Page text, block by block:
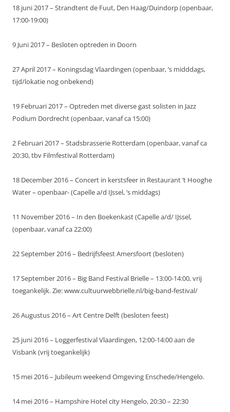
18 juni 2017 – Strandtent de Fuut, Den Haag/Duindorp (openbaar,
17:00-19:00)
9 Juni 2017 – Besloten optreden in Doorn
27 April 2017 – Koningsdag Vlaardingen (openbaar, ’s midddags,
tijd/lokatie nog onbekend)
19 Februari 2017 – Optreden met diverse gast solisten in Jazz
Podium Dordrecht (openbaar, vanaf ca 15:00)
2 Februari 2017 – Stadsbrasserie Rotterdam (openbaar, vanaf ca
20:30, tbv Filmfestival Rotterdam)
18 December 2016 – Concert in kerstsfeer in Restaurant ’t Hooghe
Water – openbaar- (Capelle a/d IJssel, ’s middags)
11 November 2016 – In den Boekenkast (Capelle a/d/ IJssel,
(openbaar, vanaf ca 22:00)
22 September 2016 – Bedrijfsfeest Amersfoort (besloten)
17 September 2016 – Big Band Festival Brielle – 13:00-14:00, vrij
toegankelijk. Zie: www.cultuurwebbrielle.nl/big-band-festival/
26 Augustus 2016 – Art Centre Delft (besloten feest)
25 juni 2016 – Loggerfestival Vlaardingen, 12:00-14:00 aan de
Visbank (vrij toegankelijk)
15 mei 2016 – Jubileum weekend Omgeving Enschede/Hengelo.
14 mei 2016 – Hampshire Hotel city Hengelo, 20:30 – 22:30